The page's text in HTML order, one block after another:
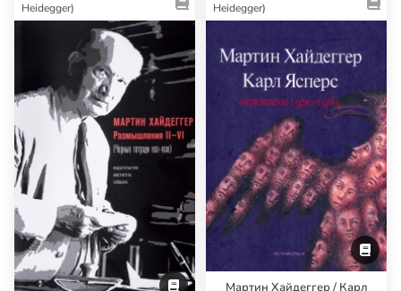
Heidegger)
Heidegger)
Мартин Хайдеггер / Карл